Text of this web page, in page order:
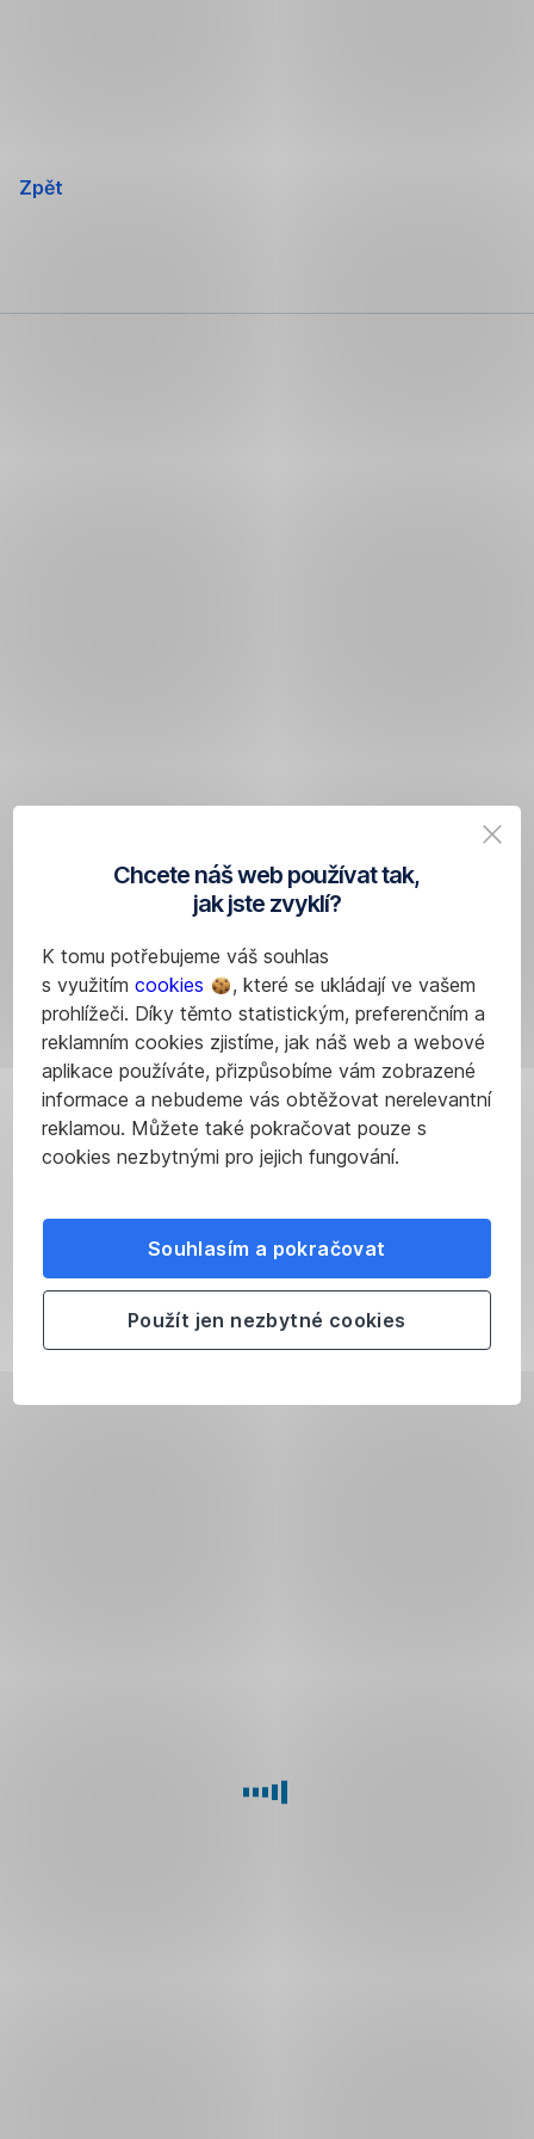
Chcete náš web používat tak,
jak jste zvyklí?
K tomu potřebujeme váš souhlas
s využitím cookies
, které se ukládají ve vašem
prohlížeči. Díky těmto statistickým, preferenčním a
reklamním cookies zjistíme, jak náš web a webové
aplikace používáte, přizpůsobíme vám zobrazené
informace a nebudeme vás obtěžovat nerelevantní
reklamou. Můžete také pokračovat pouze s
cookies nezbytnými pro jejich fungování.
Souhlasím a pokračovat
Použít jen nezbytné cookies
Zpět